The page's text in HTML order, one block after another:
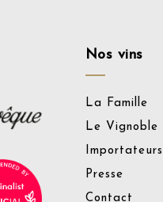
Nos vins
La Famille
Le Vignoble
Importateurs
Presse
Contact